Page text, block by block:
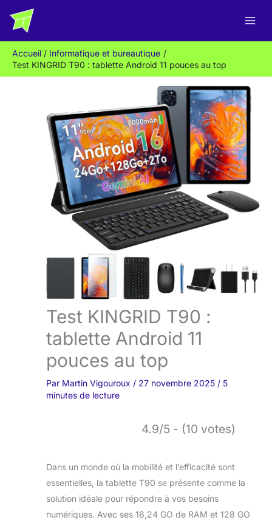
Accueil
Informatique et bureautique
Test KINGRID T90 : tablette Android 11 pouces au top
Test KINGRID T90 :
tablette Android 11
pouces au top
Par Martin Vigouroux / 27 novembre 2025 / 5
minutes de lecture
4.9/5 - (10 votes)
Dans un monde où la mobilité et l’efficacité sont
essentielles, la tablette T90 se présente comme la
solution idéale pour répondre à vos besoins
numériques. Avec ses 16,24 GO de RAM et 128 GO
e
c
h
e